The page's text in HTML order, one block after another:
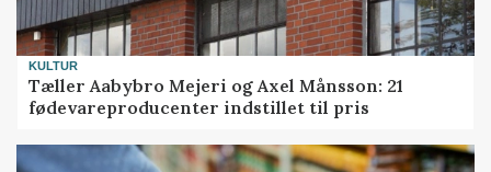
KULTUR
Tæller Aabybro Mejeri og Axel Månsson: 21
fødevareproducenter indstillet til pris